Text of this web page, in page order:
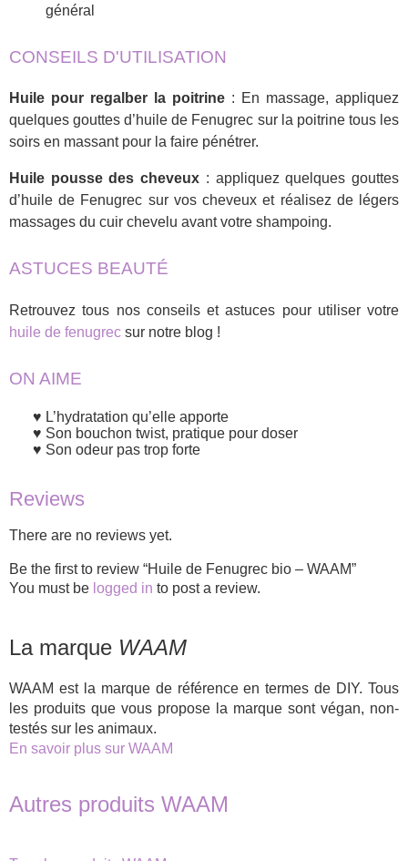
général
CONSEILS D'UTILISATION
Huile pour regalber la poitrine : En massage, appliquez
quelques gouttes d’huile de Fenugrec sur la poitrine tous les
soirs en massant pour la faire pénétrer.
Huile pousse des cheveux : appliquez quelques gouttes
d’huile de Fenugrec sur vos cheveux et réalisez de légers
massages du cuir chevelu avant votre shampoing.
ASTUCES BEAUTÉ
Retrouvez tous nos conseils et astuces pour utiliser votre
huile de fenugrec sur notre blog !
ON AIME
L’hydratation qu’elle apporte
Son bouchon twist, pratique pour doser
Son odeur pas trop forte
Reviews
There are no reviews yet.
Be the first to review “Huile de Fenugrec bio – WAAM”
You must be logged in to post a review.
La marque WAAM
WAAM est la marque de référence en termes de DIY. Tous
les produits que vous propose la marque sont végan, non-
testés sur les animaux.
En savoir plus sur WAAM
Autres produits WAAM